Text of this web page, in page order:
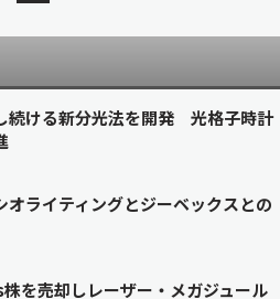
続ける新分光法を開発 光格子時計
オライティングとジーベックスとの
を売却しレーザー・メガジュール